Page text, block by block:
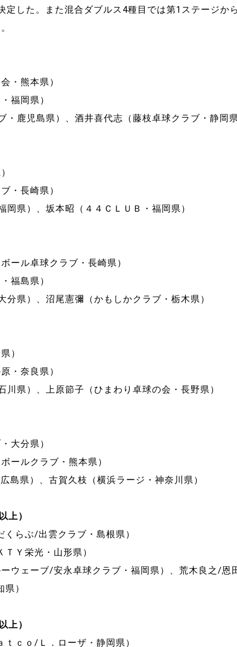
定した。また混合ダブルス4種目では第1ステージか
・熊本県）
福岡県）
・鹿児島県）、酒井喜代志（藤枝卓球クラブ・静岡
・長崎県）
岡県）、坂本昭（４４ＣＬＵＢ・福岡県）
ール卓球クラブ・長崎県）
福島県）
分県）、沼尾憲彌（かもしかクラブ・栃木県）
）
・奈良県）
川県）、上原節子（ひまわり卓球の会・長野県）
大分県）
ールクラブ・熊本県）
島県）、古賀久枝（横浜ラージ・神奈川県）
上）
らぶ/出雲クラブ・島根県）
Ｙ栄光・山形県）
ウェーブ/安永卓球クラブ・福岡県）、荒木良之/恩
）
上）
ｃｏ/Ｌ．ローザ・静岡県）